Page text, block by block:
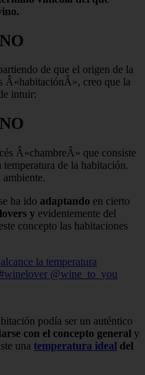
de que el origen de la
Â«habitaciónÂ», creo que la
intuir:
Â«chambreÂ» que consiste
de la habitación.
ha ido adaptando en cierto
y evidentemente del
concepto las habitaciones
la temperatura
@wine_to_you
podía ser un auténtico
con el concepto general y
una temperatura ideal del